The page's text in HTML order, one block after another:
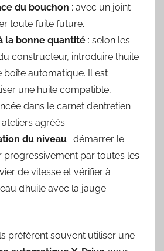
du bouchon : avec un joint
toute fuite future.
la bonne quantité : selon les
constructeur, introduire l’huile
boîte automatique. Il est
une huile compatible,
dans le carnet d’entretien
agréés.
du niveau : démarrer le
progressivement par toutes les
de vitesse et vérifier à
d’huile avec la jauge
préfèrent souvent utiliser une